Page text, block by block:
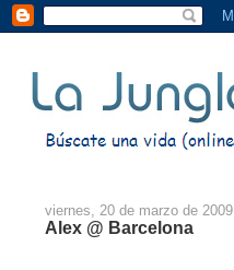
viernes, 20 de marzo de 2009
Alex @ Barcelona